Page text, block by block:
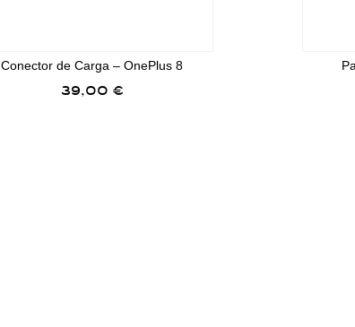
Conector de Carga – OnePlus 8
39,00 €